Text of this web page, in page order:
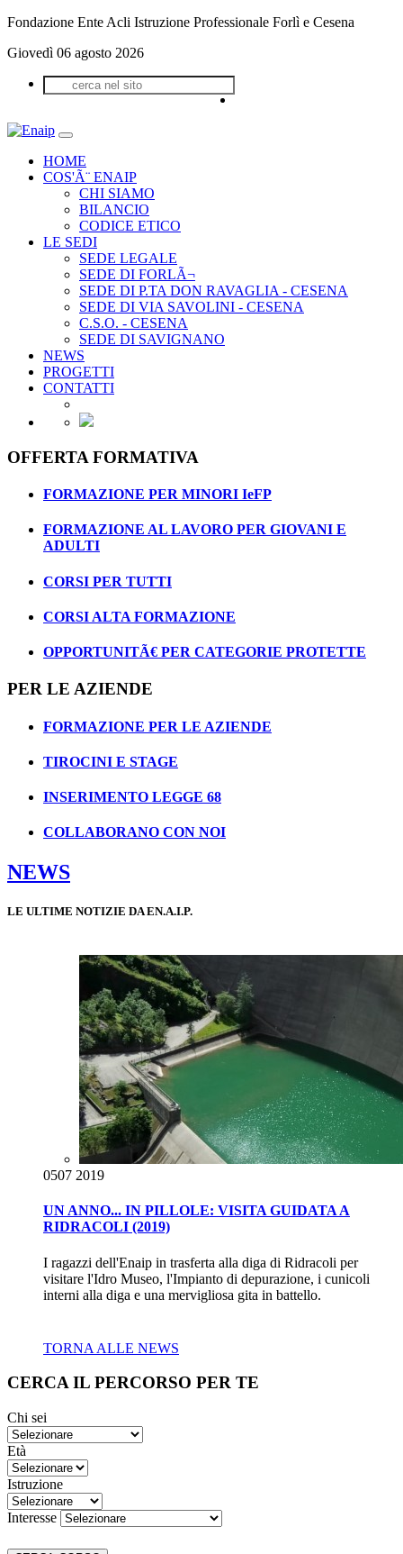
Fondazione Ente Acli Istruzione Professionale Forlì e Cesena
Giovedì 06 agosto 2026
HOME
COS'Ã¨ ENAIP
CHI SIAMO
BILANCIO
CODICE ETICO
LE SEDI
SEDE LEGALE
SEDE DI FORLÃ¬
SEDE DI P.TA DON RAVAGLIA - CESENA
SEDE DI VIA SAVOLINI - CESENA
C.S.O. - CESENA
SEDE DI SAVIGNANO
NEWS
PROGETTI
CONTATTI
OFFERTA FORMATIVA
FORMAZIONE PER MINORI IeFP
FORMAZIONE AL LAVORO PER GIOVANI E
ADULTI
CORSI PER TUTTI
CORSI ALTA FORMAZIONE
OPPORTUNITÃ€ PER CATEGORIE PROTETTE
PER LE AZIENDE
FORMAZIONE PER LE AZIENDE
TIROCINI E STAGE
INSERIMENTO LEGGE 68
COLLABORANO CON NOI
NEWS
LE ULTIME NOTIZIE DA EN.A.I.P.
0507 2019
UN ANNO... IN PILLOLE: VISITA GUIDATA A
RIDRACOLI (2019)
I ragazzi dell'Enaip in trasferta alla diga di Ridracoli per
visitare l'Idro Museo, l'Impianto di depurazione, i cunicoli
interni alla diga e una mervigliosa gita in battello.
TORNA ALLE NEWS
CERCA IL PERCORSO PER TE
Chi sei
Età
Istruzione
Interesse